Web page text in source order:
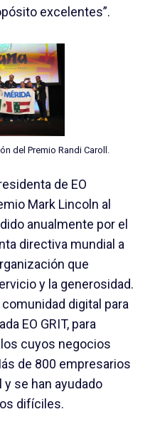
excelentes”.
del Premio Randi Caroll.
de EO
Mark Lincoln al
anualmente por el
directiva mundial a
que
y la generosidad.
digital para
EO GRIT, para
cuyos negocios
de 800 empresarios
se han ayudado
difíciles.